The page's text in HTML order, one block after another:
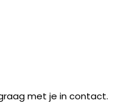
met je in contact.